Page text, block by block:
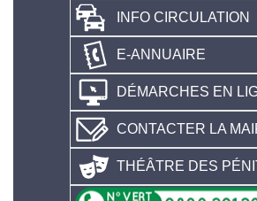
INFO CIRCULATION
E-ANNUAIRE
DÉMARCHES EN
CONTACTER LA
THÉÂTRE DES